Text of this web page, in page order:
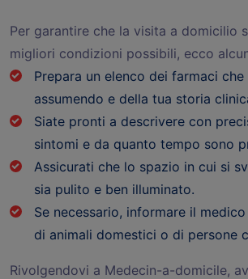
Per garantire che la visita a domicilio
migliori condizioni possibili, ecco
Prepara un elenco dei farmaci
assumendo e della tua storia
Siate pronti a descrivere con
sintomi e da quanto tempo sono
Assicurati che lo spazio in cui si
sia pulito e ben illuminato.
Se necessario, informare il
di animali domestici o di persone
Rivolgendovi a Medecin-a-domicile,